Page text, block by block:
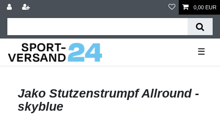
0,00 EUR
☰
Jako Stutzenstrumpf Allround -
skyblue